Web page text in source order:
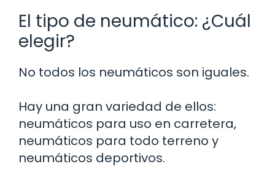
El tipo de neumático: ¿Cuál
elegir?
No todos los neumáticos son iguales.
Hay una gran variedad de ellos:
neumáticos para uso en carretera,
neumáticos para todo terreno y
neumáticos deportivos.